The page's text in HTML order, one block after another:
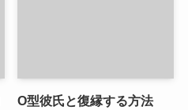
O型彼氏と復縁する方法